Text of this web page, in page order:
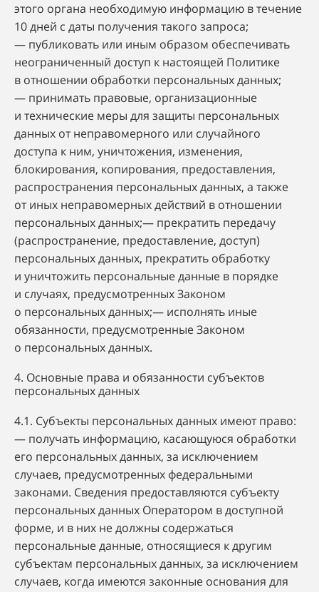
этого органа необходимую информацию в течение
10 дней с даты получения такого запроса;
— публиковать или иным образом обеспечивать
неограниченный доступ к настоящей Политике
в отношении обработки персональных данных;
— принимать правовые, организационные
и технические меры для защиты персональных
данных от неправомерного или случайного
доступа к ним, уничтожения, изменения,
блокирования, копирования, предоставления,
распространения персональных данных, а также
от иных неправомерных действий в отношении
персональных данных;— прекратить передачу
(распространение, предоставление, доступ)
персональных данных, прекратить обработку
и уничтожить персональные данные в порядке
и случаях, предусмотренных Законом
о персональных данных;— исполнять иные
обязанности, предусмотренные Законом
о персональных данных.
4. Основные права и обязанности субъектов
персональных данных
4.1. Субъекты персональных данных имеют право:
— получать информацию, касающуюся обработки
его персональных данных, за исключением
случаев, предусмотренных федеральными
законами. Сведения предоставляются субъекту
персональных данных Оператором в доступной
форме, и в них не должны содержаться
персональные данные, относящиеся к другим
субъектам персональных данных, за исключением
случаев, когда имеются законные основания для